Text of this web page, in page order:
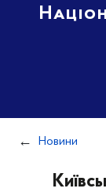
Новини